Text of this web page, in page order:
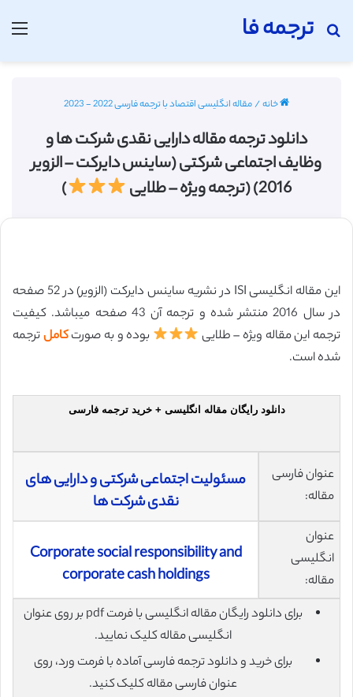
ترجمه فا
جستجو برای
خانه/مقاله انگلیسی اقتصاد با ترجمه فارسی 2022 - 2023
دانلود ترجمه مقاله دارایی نقدی شرکت ها و
وظایف اجتماعی شرکتی (ساینس دایرکت – الزویر
2016) (ترجمه ویژه – طلایی
)
این مقاله انگلیسی ISI در نشریه ساینس دایرکت (الزویر) در 52 صفحه
در سال 2016 منتشر شده و ترجمه آن 43 صفحه میباشد. کیفیت
ترجمه این مقاله ویژه – طلایی
بوده و به صورتکاملترجمه
شده است.
دانلود رایگان مقاله انگلیسی + خرید ترجمه فارسی
عنوان فارسی
مقاله:
مسئولیت اجتماعی شرکتی و دارایی های
نقدی شرکت ها
عنوان
انگلیسی
مقاله:
Corporate social responsibility and
corporate cash holdings
برای دانلود رایگان مقاله انگلیسی با فرمت pdf بر روی عنوان
انگلیسی مقاله کلیک نمایید.
برای خرید و دانلود ترجمه فارسی آماده با فرمت ورد، روی
عنوان فارسی مقاله کلیک کنید.